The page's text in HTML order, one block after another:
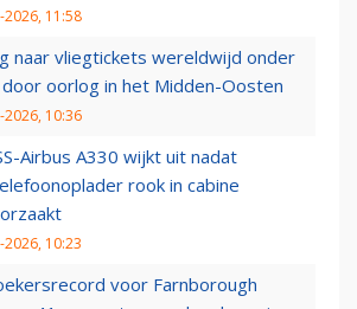
2026, 11:58
naar vliegtickets wereldwijd onder
oorlog in het Midden-Oosten
2026, 10:36
Airbus A330 wijkt uit nadat
rook in cabine
2026, 10:23
voor Farnborough